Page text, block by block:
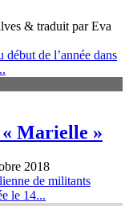
& traduit par Eva
début de l’année dans
Marielle »
2018
de militants
le 14...